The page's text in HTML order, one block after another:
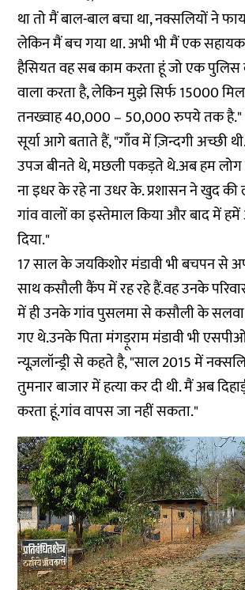
था तो मैं बाल-बाल बचा था, नक्सलियों ने
लेकिन मैं बच गया था. अभी भी मैं एक
हैसियत वह सब काम करता हूं जो एक पुलिस
वाला करता है, लेकिन मुझे सिर्फ 15000
तनख्वाह 40,000 – 50,000 रुपये तक है."
सूर्या आगे बताते हैं, "गाँव में ज़िन्दगी अच्छी
उपज बीनते थे, मछली पकड़ते थे.अब हम
ना इधर के रहे ना उधर के. प्रशासन ने खुद
गांव वालों का इस्तेमाल किया और बाद में
दिया."
17 साल के जयकिशोर मंडावी भी बचपन से
साथ कसौली कैंप में रह रहे हैं.वह उनके
में ही उनके गांव पुसलमा से कसौली के
गए थे.उनके पिता मंगड़ूराम मंडावी भी
न्यूज़लॉन्ड्री से कहते है, "साल 2015 में
तुमनार बाजार में हत्या कर दी थी. मैं अब
करता हूं.गांव वापस जा नहीं सकता."